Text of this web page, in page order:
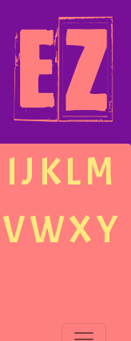
IJ KLM
VWXY